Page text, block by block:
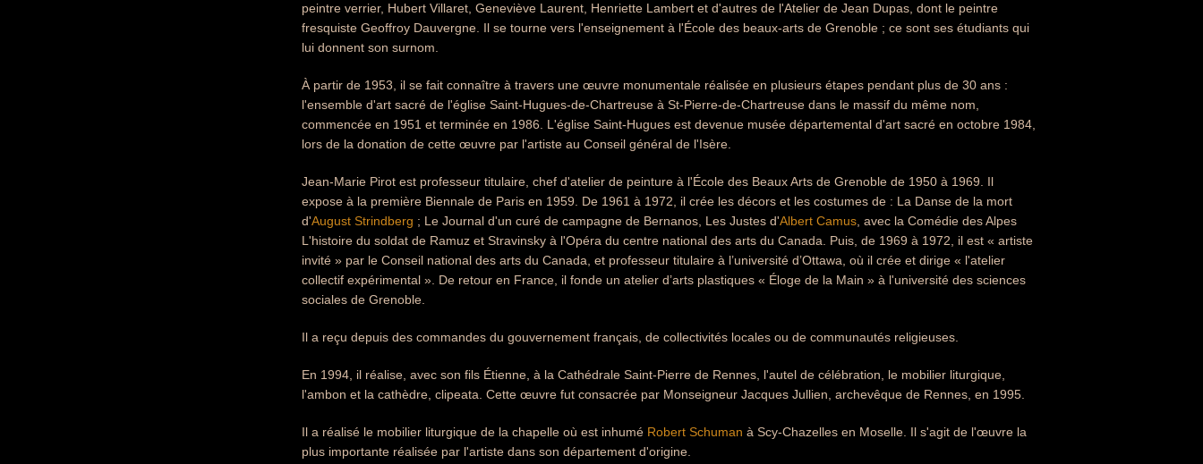
peintre verrier, Hubert Villaret, Geneviève Laurent, Henriette Lambert et d'autres de l'Atelier de Jean Dupas, dont le peintre
fresquiste Geoffroy Dauvergne. Il se tourne vers l'enseignement à l'École des beaux-arts de Grenoble ; ce sont ses étudiants qui
lui donnent son surnom.
À partir de 1953, il se fait connaître à travers une œuvre monumentale réalisée en plusieurs étapes pendant plus de 30 ans :
l'ensemble d'art sacré de l'église Saint-Hugues-de-Chartreuse à St-Pierre-de-Chartreuse dans le massif du même nom,
commencée en 1951 et terminée en 1986. L'église Saint-Hugues est devenue musée départemental d'art sacré en octobre 1984,
lors de la donation de cette œuvre par l'artiste au Conseil général de l'Isère.
Jean-Marie Pirot est professeur titulaire, chef d'atelier de peinture à l'École des Beaux Arts de Grenoble de 1950 à 1969. Il
expose à la première Biennale de Paris en 1959. De 1961 à 1972, il crée les décors et les costumes de : La Danse de la mort
d'August Strindberg ; Le Journal d'un curé de campagne de Bernanos, Les Justes d'Albert Camus , avec la Comédie des Alpes
L'histoire du soldat de Ramuz et Stravinsky à l'Opéra du centre national des arts du Canada. Puis, de 1969 à 1972, il est « artiste
invité » par le Conseil national des arts du Canada, et professeur titulaire à l’université d’Ottawa, où il crée et dirige « l'atelier
collectif expérimental ». De retour en France, il fonde un atelier d’arts plastiques « Éloge de la Main » à l'université des sciences
sociales de Grenoble.
Il a reçu depuis des commandes du gouvernement français, de collectivités locales ou de communautés religieuses.
En 1994, il réalise, avec son fils Étienne, à la Cathédrale Saint-Pierre de Rennes, l'autel de célébration, le mobilier liturgique,
l'ambon et la cathèdre, clipeata. Cette œuvre fut consacrée par Monseigneur Jacques Jullien, archevêque de Rennes, en 1995.
Il a réalisé le mobilier liturgique de la chapelle où est inhumé Robert Schuman à Scy-Chazelles en Moselle. Il s'agit de l'œuvre la
plus importante réalisée par l'artiste dans son département d'origine.